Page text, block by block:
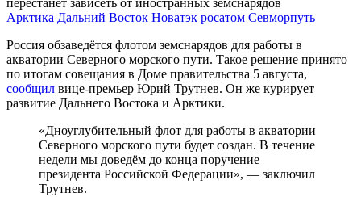
Арктика Дальний Восток Новатэк росатом Севморпуть
Россия обзаведётся флотом земснарядов для работы в
акватории Северного морского пути. Такое решение принято
по итогам совещания в Доме правительства 5 августа,
сообщил вице-премьер Юрий Трутнев. Он же курирует
развитие Дальнего Востока и Арктики.
«Дноуглубительный флот для работы в акватории
Северного морского пути будет создан. В течение
недели мы доведём до конца поручение
президента Российской Федерации», — заключил
Трутнев.